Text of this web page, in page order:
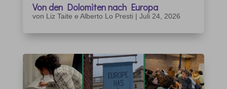
Von den Dolomiten nach Europa
von Liz Taite e Alberto Lo Presti | Juli 24, 2026